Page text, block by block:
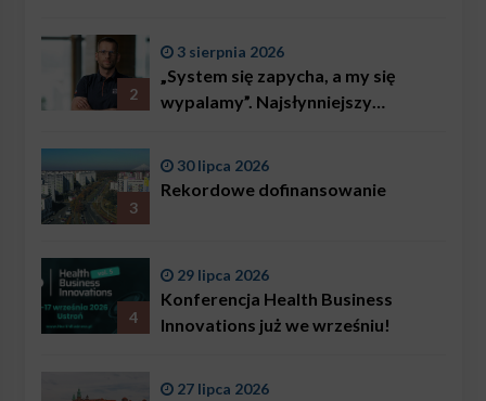
2
3 sierpnia 2026
„System się zapycha, a my się
wypalamy”. Najsłynniejszy
problemem są nie tylko choroby
3
30 lipca 2026
Rekordowe dofinansowanie
4
29 lipca 2026
Konferencja Health Business
Innovations już we wrześniu!
27 lipca 2026